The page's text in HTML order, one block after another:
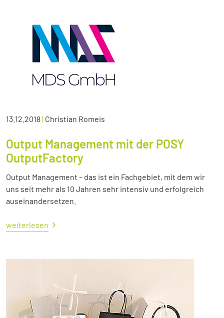
13.12.2018| Christian Romeis
Output Management mit der POSY
OutputFactory
Output Management – das ist ein Fachgebiet, mit dem wir
uns seit mehr als 10 Jahren sehr intensiv und erfolgreich
auseinandersetzen.
weiterlesen